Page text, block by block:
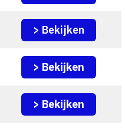
> Bekijken
> Bekijken
> Bekijken